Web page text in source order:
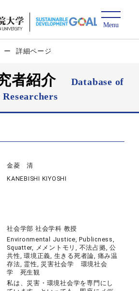
詳細ページ
者紹介
Database of
Researchers
金菱 清
KANEBISHI KIYOSHI
社会学部 社会学科 教授
Environmental Justice, Publicness,
Squatter, メメントモリ, 不法占拠, 公
共性, 環境正義, 生きる死者論, 痛み温
存法, 霊性, 災害社会学 環境社会
学 死生観
私は、災害・環境社会学を専門にし